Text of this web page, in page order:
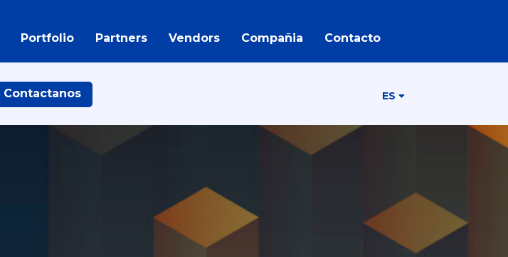
Portfolio Partners Vendors Compañia Contacto
Contactanos ES